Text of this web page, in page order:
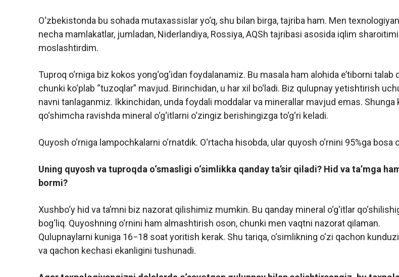
O‘zbekistonda bu sohada mutaxassislar yo‘q, shu bilan birga, tajriba ham. Men
necha mamlakatlar, jumladan, Niderlandiya, Rossiya, AQSh tajribasi asosida iqlim
moslashtirdim.
Tuproq o‘rniga biz kokos yong‘og‘idan foydalanamiz. Bu masala ham alohida e’tiborni talab
chunki ko‘plab “tuzoqlar” mavjud. Birinchidan, u har xil bo‘ladi. Biz qulupnay yetishtirish
navni tanlaganmiz. Ikkinchidan, unda foydali moddalar va minerallar mavjud emas. Shunga
qo‘shimcha ravishda mineral o‘g‘itlarni o‘zingiz berishingizga to‘g‘ri keladi.
Quyosh o‘rniga lampochkalarni o‘rnatdik. O‘rtacha hisobda, ular quyosh o‘rnini 95%ga bosa
Uning quyosh va tuproqda o‘smasligi o‘simlikka qanday ta’sir qiladi? Hid va ta’mga
bormi?
Xushbo‘y hid va ta’mni biz nazorat qilishimiz mumkin. Bu qanday mineral o‘g‘itlar
bog‘liq. Quyoshning o‘rnini ham almashtirish oson, chunki men vaqtni nazorat qilaman.
Qulupnaylarni kuniga 16−18 soat yoritish kerak. Shu tariqa, o‘simlikning o‘zi qachon kunduzi
va qachon kechasi ekanligini tushunadi.